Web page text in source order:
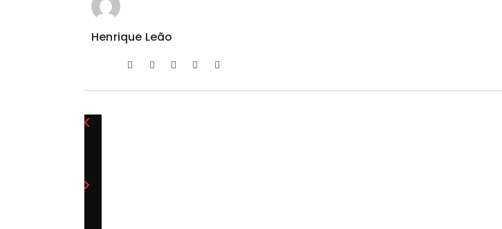
Henrique Leão